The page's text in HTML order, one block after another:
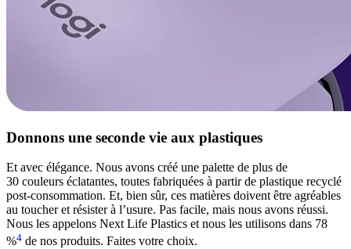
Donnons une seconde vie aux plastiques
Et avec élégance. Nous avons créé une palette de plus de
30 couleurs éclatantes, toutes fabriquées à partir de plastique recyclé
post-consommation. Et, bien sûr, ces matières doivent être agréables
au toucher et résister à l’usure. Pas facile, mais nous avons réussi.
Nous les appelons Next Life Plastics et nous les utilisons dans 78
%4 de nos produits. Faites votre choix.